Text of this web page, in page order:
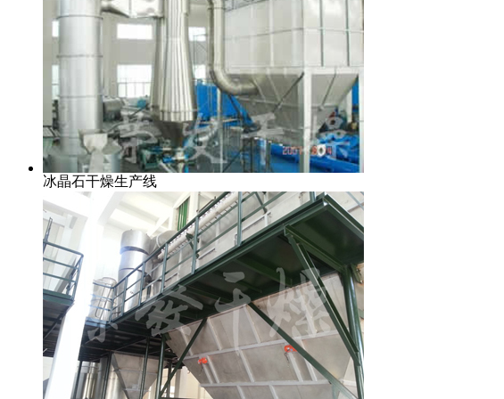
冰晶石干燥生产线